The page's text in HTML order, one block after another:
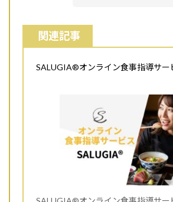
関連記事
SALUGIA®︎オンライン食事指導サ